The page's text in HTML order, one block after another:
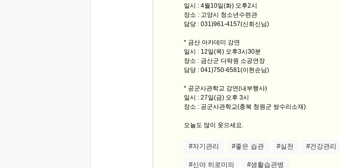
일시 : 4월10일(화) 오후2시
장소 : 고양시 청소년수련관
담당 : 031)961-4157(신희신님)
* 금산 아카데미 강연
일시 : 12일(목) 오후3시30분
장소 : 금산군 다락원 소공연장
담당 : 041)750-6581(이현순님)
* 공군사관학교 강연(내부행사)
일시 : 27일(금) 오후 3시
장소 : 공군사관학교(충북 청원군 쌍수리소재)
오늘도 많이 웃으세요.
#자기관리 #좋은 습관 #실천 #건강관리
#신야 히로미의 #생활습관병